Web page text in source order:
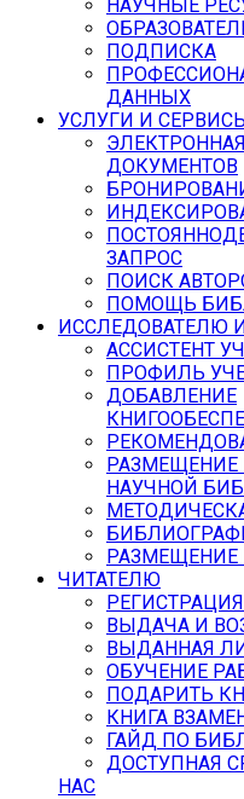
НАУЧНЫЕ
ПОДПИСКА
ДАННЫХ
УСЛУГИ И
ДОКУМЕНТОВ
ЗАПРОС
ПОИСК
ПОМОЩЬ
ИССЛЕДОВАТЕЛЮ
АССИСТЕНТ
ПРОФИЛЬ
ДОБАВЛЕНИЕ
НАУЧНОЙ
РАЗМЕЩЕНИЕ
ЧИТАТЕЛЮ
ВЫДАЧА И
ВЫДАННАЯ
ОБУЧЕНИЕ
ПОДАРИТЬ
КНИГА
ГАЙД ПО
ДОСТУПНАЯ
НАС